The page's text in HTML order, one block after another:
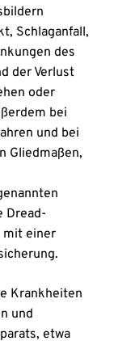
Schlaganfall,
des
der Verlust
oder
bei
und bei
Gliedmaßen,
Dread-
mit einer
Krankheiten
und
etwa